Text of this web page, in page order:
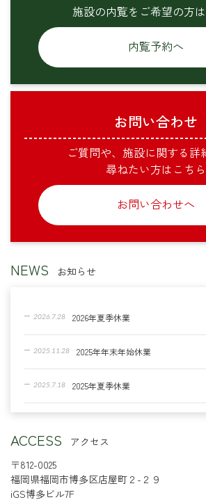
施設の内覧をご希望の方
内覧予約へ
お問い合わせ
ご質問や、施設に関する詳
尋ねたい方はこちら
お問い合わせへ
NEWS お知らせ
2026.7.28 2026年夏季休業
2025.11.28 2025年年末年始休業
2025.7.18 2025年夏季休業
【シェアオフィス】個人ブース増
ACCESS
アクセス
〒812-0025
福岡県福岡市博多区店屋町２-２９
iGS博多ビル7F